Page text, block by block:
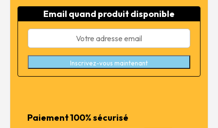
était :
359,99 €.
est :
287,99 €.
Email quand produit disponible
Inscrivez-vous maintenant
Paiement 100% sécurisé